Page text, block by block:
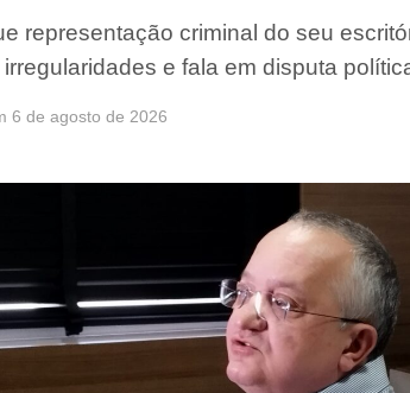
representação criminal do seu
e fala em disputa
6 de agosto de 2026